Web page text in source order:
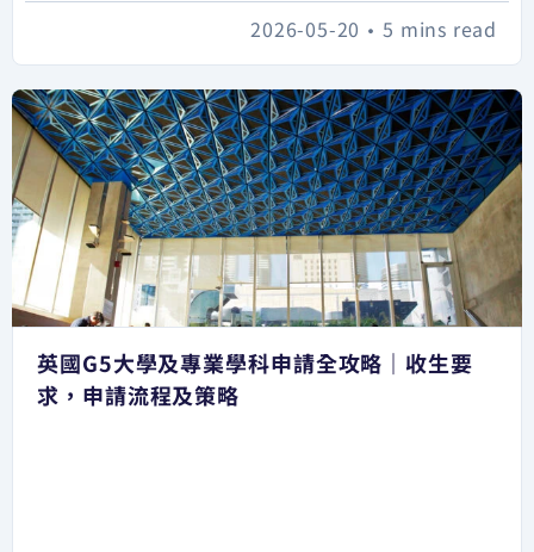
5 mins read
•
2026-05-20
英國G5大學及專業學科申請全攻略｜收生要
求，申請流程及策略